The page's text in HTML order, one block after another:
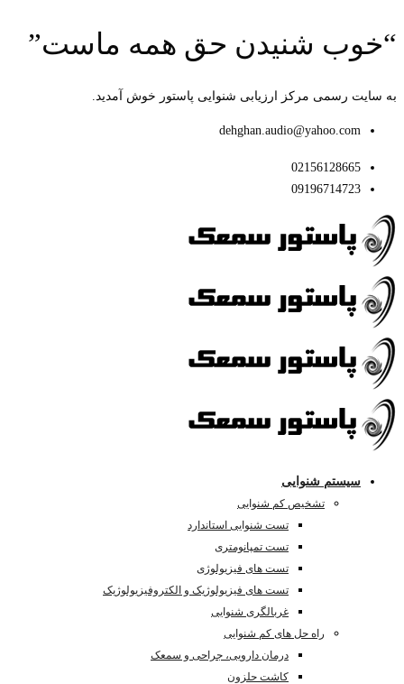
“خوب شنیدن حق همه ماست”
به سایت رسمی مرکز ارزیابی شنوایی پاستور خوش آمدید.
dehghan.audio@yahoo.com
02156128665
09196714723
سیستم شنوایی
تشخیص کم شنوایی
تست شنوایی استاندارد
تست تمپانومتری
تست های فیزیولوژی
تست های فیزیولوژیک و الکتروفیزیولوژیک
غربالگری شنوایی
راه حل های کم شنوایی
درمان دارویی، جراحی و سمعک
کاشت حلزون